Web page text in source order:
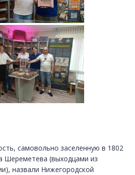
самовольно заселенную в 1802
Шереметева (выходцами из
назвали Нижегородской